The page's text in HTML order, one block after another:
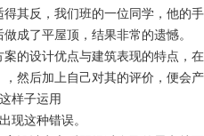
其反，我们班的一位同学，他的
成了平屋顶，结果非常的遗憾。
的设计优点与建筑表现的特点，
然后加上自己对其的评价，便会产
样子运用
现这种错误。